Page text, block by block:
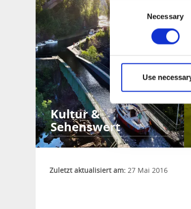
Consent
Selection
Necessary
Use
Kultur &
Sehenswert
Zuletzt aktualisiert am: 27 Mai 2016